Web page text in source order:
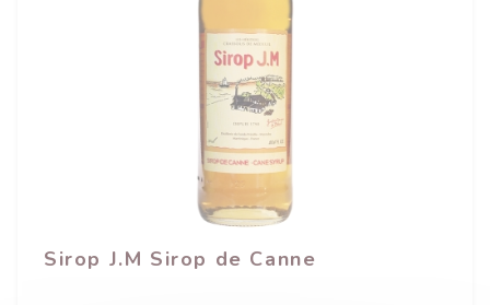
Sirop J.M Sirop de Canne